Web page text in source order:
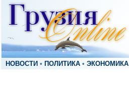
НОВОСТИ • ПОЛИТИКА • ЭКОНОМИКА